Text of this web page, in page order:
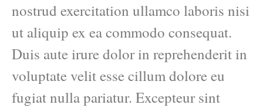
nostrud exercitation ullamco laboris nisi
ut aliquip ex ea commodo consequat.
Duis aute irure dolor in reprehenderit in
voluptate velit esse cillum dolore eu
fugiat nulla pariatur. Excepteur sint